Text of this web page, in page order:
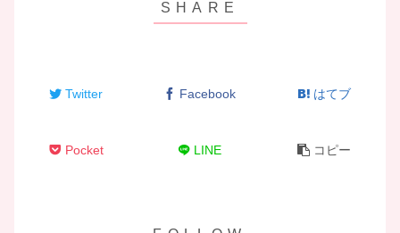
Twitter Facebook はてブ
Pocket LINE コピー